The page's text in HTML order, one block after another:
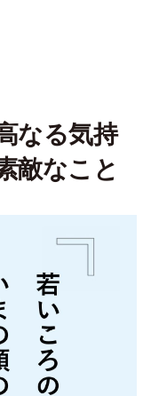
なる気持
敵なこと